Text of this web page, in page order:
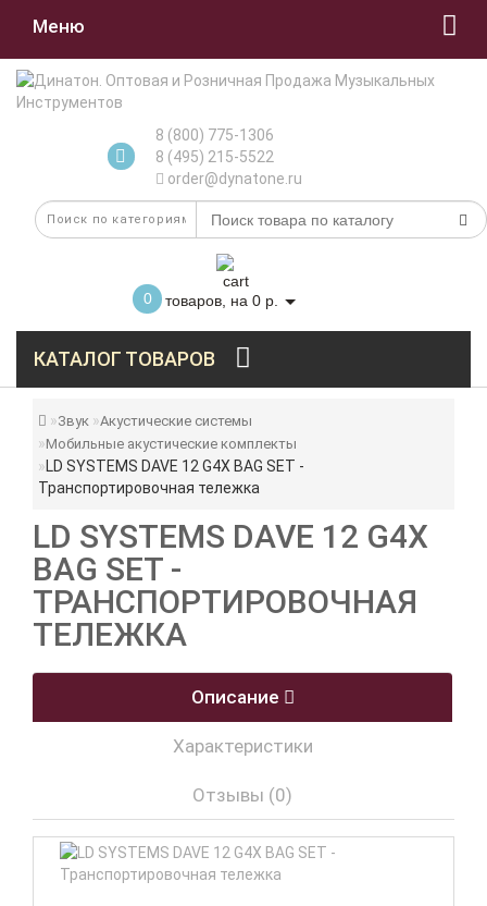
Меню
8 (800) 775-1306
8 (495) 215-5522
order@dynatone.ru
0 товаров, на 0 р.
КАТАЛОГ ТОВАРОВ
Звук
Акустические системы
Мобильные акустические комплекты
LD SYSTEMS DAVE 12 G4X BAG SET -
Транспортировочная тележка
LD SYSTEMS DAVE 12 G4X
BAG SET -
ТРАНСПОРТИРОВОЧНАЯ
ТЕЛЕЖКА
Описание
Характеристики
Отзывы (0)